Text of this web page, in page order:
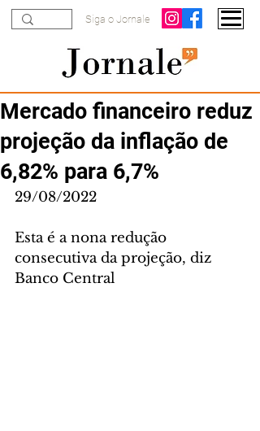
Siga o Jornale
Mercado financeiro reduz
projeção da inflação de
6,82% para 6,7%
29/08/2022
Esta é a nona redução
consecutiva da projeção, diz
Banco Central